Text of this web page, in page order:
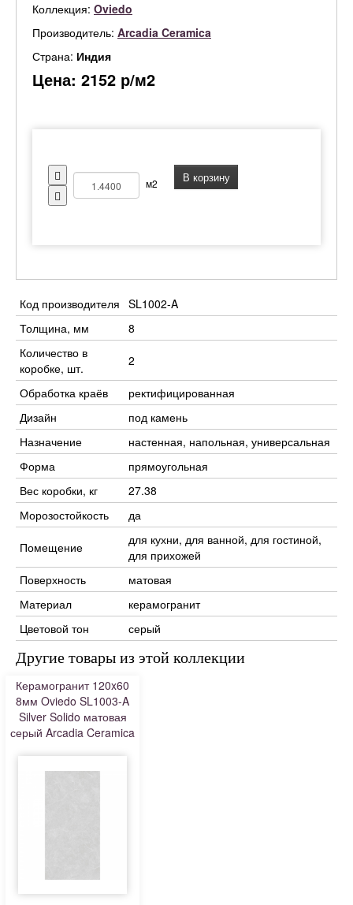
Коллекция: Oviedo
Производитель: Arcadia Ceramica
Страна: Индия
Цена: 2152 р/м2
м2 В корзину
Код производителя SL1002-A
Толщина, мм
8
Количество в
коробке, шт.
2
Обработка краёв
ректифицированная
Дизайн
под камень
Назначение
настенная, напольная, универсальная
Форма
прямоугольная
Вес коробки, кг
27.38
Морозостойкость
да
Помещение
для кухни, для ванной, для гостиной,
для прихожей
Поверхность
матовая
Материал
керамогранит
Цветовой тон
серый
Другие товары из этой коллекции
Керамогранит 120x60
8мм Oviedo SL1003-A
Silver Solido матовая
серый Arcadia Ceramica